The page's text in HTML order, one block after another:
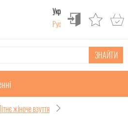
Укр
Рус
ЗНАЙТИ
жіноче взуття